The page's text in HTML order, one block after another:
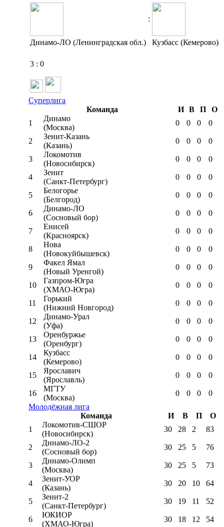
:
Динамо-ЛО (Ленинградская обл.) Кузбасс (Кемерово)
3 : 0
Суперлига
Команда
И В П
О
1
Динамо
(Москва)
0 0 0 0
2
Зенит-Казань
(Казань)
0 0 0 0
3
Локомотив
(Новосибирск)
0 0 0 0
4
Зенит
(Санкт-Петербург)
0 0 0 0
5
Белогорье
(Белгород)
0 0 0 0
6
Динамо-ЛО
(Сосновый бор)
0 0 0 0
7
Енисей
(Красноярск)
0 0 0 0
8
Нова
(Новокуйбышевск)
0 0 0 0
9
Факел Ямал
(Новый Уренгой)
0 0 0 0
10
Газпром-Югра
(ХМАО-Югра)
0 0 0 0
11
Горький
(Нижний Новгород)
0 0 0 0
12
Динамо-Урал
(Уфа)
0 0 0 0
13
Оренбуржье
(Оренбург)
0 0 0 0
14
Кузбасс
(Кемерово)
0 0 0 0
15
Ярославич
(Ярославль)
0 0 0 0
16
МГТУ
(Москва)
0 0 0
0
Молодёжная лига
Команда
И В П
О
1
Локомотив-CШОР
(Новосибирск)
30 28 2 83
2
Динамо-ЛО-2
(Сосновый бор)
30 25 5 76
3
Динамо-Олимп
(Москва)
30 25 5 73
4
Зенит-УОР
(Казань)
30 20 10 64
5
Зенит-2
(Санкт-Петербург)
30 19 11 52
6
ЮКИОР
(ХМАО-Югра)
30 18 12 54